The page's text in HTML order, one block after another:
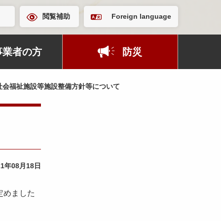
閲覧補助 Foreign language
業者の方 防災
福祉施設等施設整備方針等について
年08月18日
ました